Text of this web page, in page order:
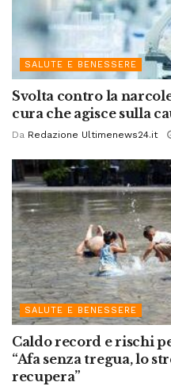
SALUTE E BENESSERE
Svolta contro la
cura che agisce sulla
Da Redazione Ultimenews24.it
SALUTE E BENESSERE
Caldo record e rischi
“Afa senza tregua, lo
recupera”